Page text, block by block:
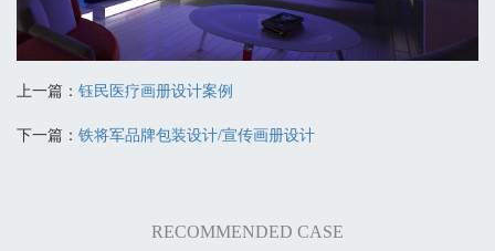
上一篇： 钰民医疗画册设计案例
下一篇： 铁将军品牌包装设计/宣传画册设计
RECOMMENDED CASE